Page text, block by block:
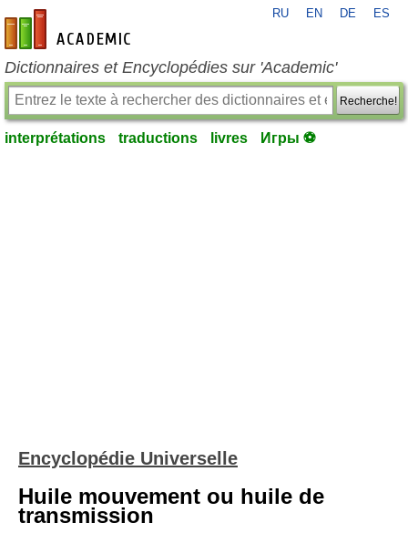
fr-academic.com
RU EN DE ES
Dictionnaires et Encyclopédies sur 'Academic'
Recherche!
interprétations traductions livres Игры ⚽
Encyclopédie Universelle
Huile mouvement ou huile de
transmission